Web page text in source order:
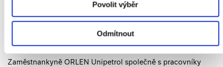
Povolit výběr
Odmítnout
Další projekt v rámci zaměstnanecké platformy komUNIta se
Zaměstnankyně ORLEN Unipetrol společně s pracovníky